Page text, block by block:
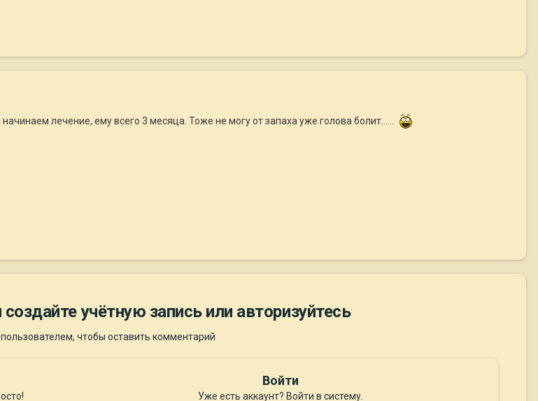
лечение, ему всего 3 месяца. Тоже не могу от запаха уже голова болит......
учётную запись или авторизуйтесь
чтобы оставить комментарий
Войти
Уже есть аккаунт? Войти в систему.